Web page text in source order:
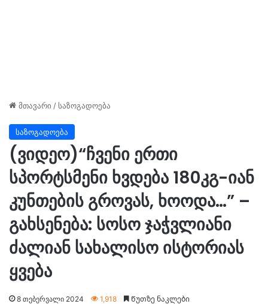
მთავარი /საზოგადოება
საზოგადოება
(ვიდეო)“ჩვენი ერთი
სპორტსმენი ხვდება 180კგ-იან
კუნთების გროვას, ხოოდა…” –
გახსენება: სოსო ჯაჭვლიანი
ძალიან სახალისო ისტორიას
ყვება
8 თებერვალი 2024 1,918 Წუთზე ნაკლები